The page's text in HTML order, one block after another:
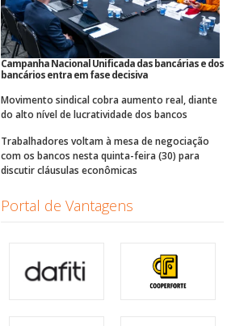
Campanha Nacional Unificada das bancárias e dos
bancários entra em fase decisiva
Movimento sindical cobra aumento real, diante
do alto nível de lucratividade dos bancos
Trabalhadores voltam à mesa de negociação
com os bancos nesta quinta-feira (30) para
discutir cláusulas econômicas
Portal de Vantagens